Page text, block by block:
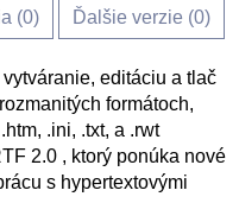
(0) Ďalšie verzie (0)
editáciu a tlač
formátoch,
.ini, .txt, a .rwt
2.0 , ktorý ponúka nové
s hypertextovými